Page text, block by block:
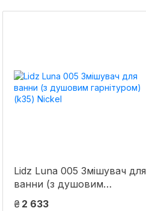
Lidz Luna 005 Змішувач для
ванни (з душовим
гарнітуром) (k35) Nickel
₴ 2 633